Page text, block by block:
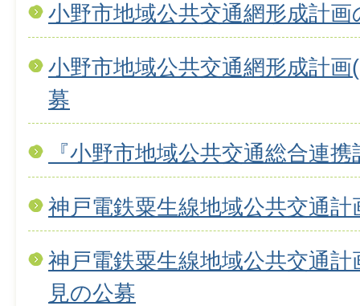
小野市地域公共交通網形成計画
小野市地域公共交通網形成計
募
『小野市地域公共交通総合連
神戸電鉄粟生線地域公共交通計
神戸電鉄粟生線地域公共交通
見の公募